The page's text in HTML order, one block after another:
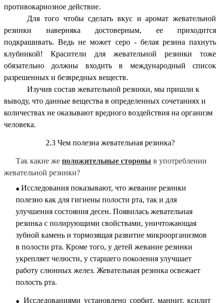
противокариозное действие.
Для того чтобы сделать вкус и аромат жевательной
резинки наверняка достоверным, ее приходится
подкрашивать. Ведь не может серо - белая резина пахнуть
клубникой! Красители для жевательной резинки тоже
обязательно должны входить в международный список
разрешенных и безвредных веществ.
Изучив состав жевательной резинки, мы пришли к
выводу, что данные вещества в определенных сочетаниях и
количествах не оказывают вредного воздействия на организм
человека.
2.3 Чем полезна жевательная резинка?
Так какие же положительные стороны в употреблении
жевательной резинки?
Исследования показывают, что жевание резинки
полезно как для гигиены полости рта, так и для
улучшения состояния десен. Появилась жевательная
резинка с полирующими свойствами, уничтожающая
зубной камень и тормозящая развитие микроорганизмов
в полости рта. Кроме того, у детей жевание резинки
укрепляет челюсти, у старшего поколения улучшает
работу слюнных желез. Жевательная резинка освежает
полость рта.
Исследованиями установлено сорбит, маннит, ксилит